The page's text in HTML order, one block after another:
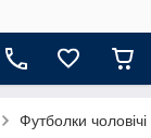
Футболки чоловічі